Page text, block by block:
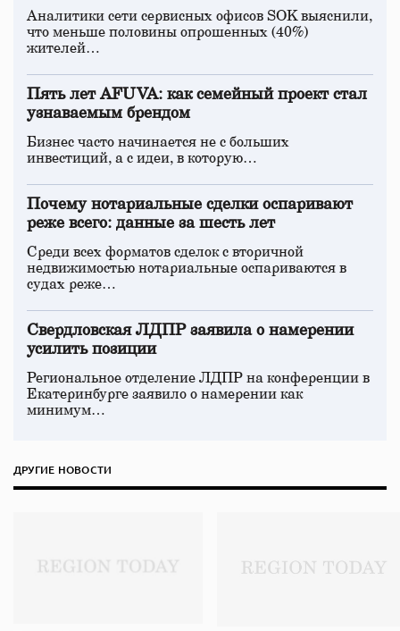
Аналитики сети сервисных офисов SOK выяснили,
что меньше половины опрошенных (40%)
жителей…
Пять лет AFUVA: как семейный проект стал
узнаваемым брендом
Бизнес часто начинается не с больших
инвестиций, а с идеи, в которую…
Почему нотариальные сделки оспаривают
реже всего: данные за шесть лет
Среди всех форматов сделок с вторичной
недвижимостью нотариальные оспариваются в
судах реже…
Свердловская ЛДПР заявила о намерении
усилить позиции
Региональное отделение ЛДПР на конференции в
Екатеринбурге заявило о намерении как
минимум…
ДРУГИЕ НОВОСТИ